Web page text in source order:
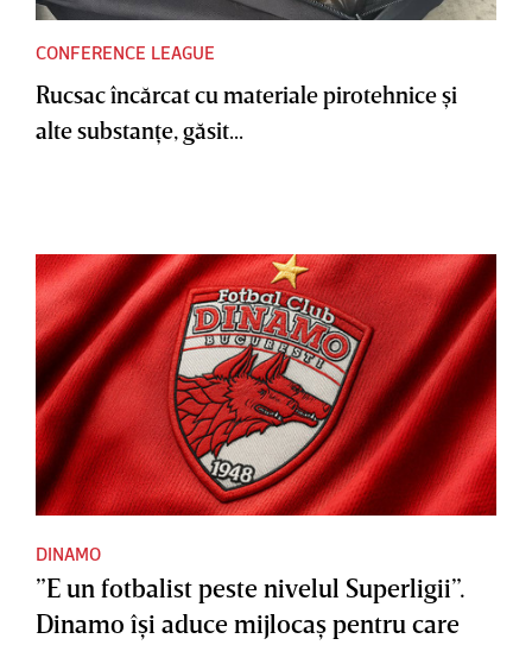
CONFERENCE LEAGUE
Rucsac încărcat cu materiale pirotehnice şi
alte substanţe, găsit...
DINAMO
”E un fotbalist peste nivelul Superligii”.
Dinamo îşi aduce mijlocaş pentru care